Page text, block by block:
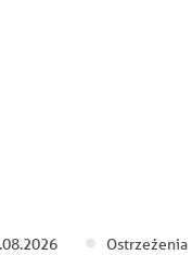
Ostrzeżenia